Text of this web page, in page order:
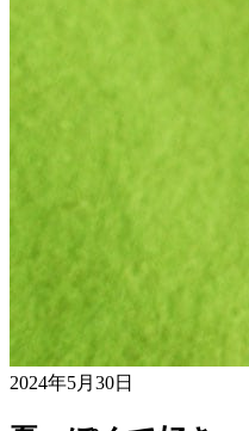
2024年5月30日